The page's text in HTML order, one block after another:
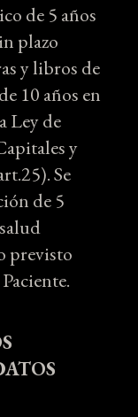
de 5 años
plazo
y libros de
10 años en
Ley de
y
Se
de 5
previsto